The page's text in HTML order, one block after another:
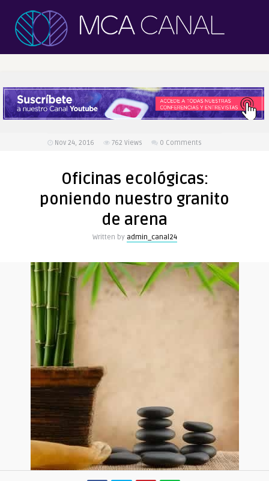
Nov 24, 2016 762 Views 0 Comments
Oficinas ecológicas:
poniendo nuestro granito
de arena
Written by admin_canal24